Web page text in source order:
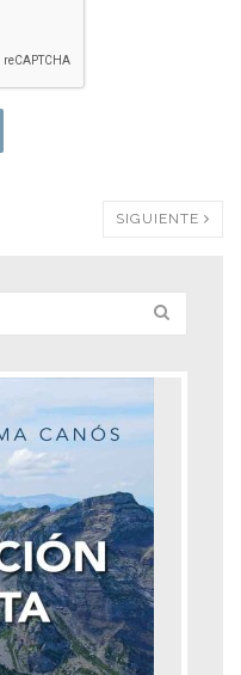
SIGUIENTE